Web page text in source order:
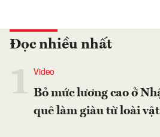
Đọc nhiều nhất
Video
Bỏ mức lương cao ở
quê làm giàu từ loài